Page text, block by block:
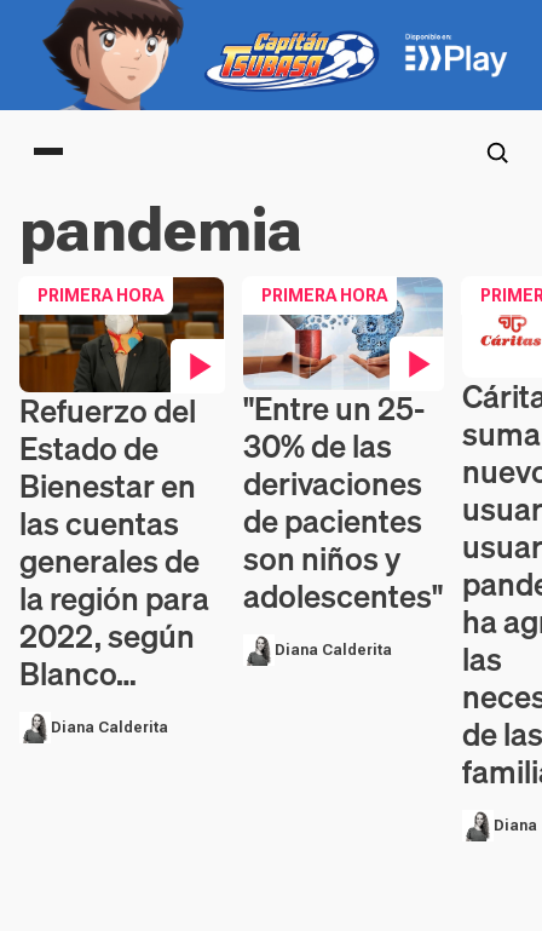
Main menu
pandemia
PRIMERA HORA
Contenido en vídeo
Refuerzo del
Estado de
Bienestar en
las cuentas
generales de
la región para
2022, según
Blanco…
Diana Calderita
PRIMERA HORA
Contenido en vídeo
"Entre un 25-
30% de las
derivaciones
de pacientes
son niños y
adolescentes"
Diana Calderita
suma
ha
las
de las